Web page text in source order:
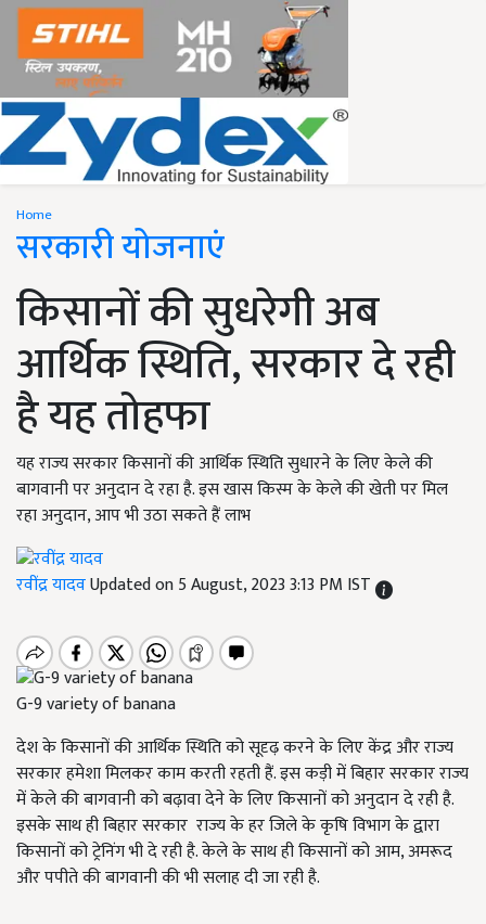
Home
सरकारी योजनाएं
किसानों की सुधरेगी अब
आर्थिक स्थिति, सरकार दे रही
है यह तोहफा
यह राज्य सरकार किसानों की आर्थिक स्थिति सुधारने के लिए केले की
बागवानी पर अनुदान दे रहा है. इस खास किस्म के केले की खेती पर मिल
रहा अनुदान, आप भी उठा सकते हैं लाभ
रवींद्र यादवUpdated on 5 August, 2023 3:13 PM IST
G-9 variety of banana
देश के किसानों की आर्थिक स्थिति को सूदृढ़ करने के लिए केंद्र और राज्य
सरकार हमेशा मिलकर काम करती रहती हैं. इस कड़ी में बिहार सरकार राज्य
में केले की बागवानी को बढ़ावा देने के लिए किसानों को अनुदान दे रही है.
इसके साथ ही बिहार सरकार राज्य के हर जिले के कृषि विभाग के द्वारा
किसानों को ट्रेनिंग भी दे रही है. केले के साथ ही किसानों को आम,अमरूद
और पपीते की बागवानी की भी सलाह दी जा रही है.